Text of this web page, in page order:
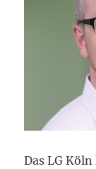
Das LG